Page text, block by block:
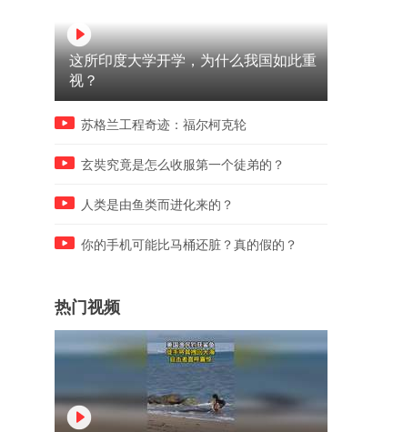
先世界千年
争斗，自立更生最豪迈
这所印度大学开学，为什么我国如此重
视？
苏格兰工程奇迹：福尔柯克轮
玄奘究竟是怎么收服第一个徒弟的？
人类是由鱼类而进化来的？
你的手机可能比马桶还脏？真的假的？
热门视频